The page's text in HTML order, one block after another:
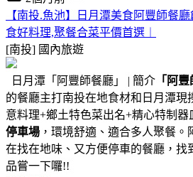
【南投.魚池】日月潭美食阿豐師餐
食好料理,聚餐合菜平價首選︱
[南投] 國內旅遊
日月潭「阿豐師餐廳」 | 簡介 「阿豐
的餐廳主打南投在地食材和日月潭現
意料理+鄉土特色菜出名+精心特制
停車場 ，環境舒適、適合多人聚餐
在找在地味、又方便停車的餐廳，找
品嘗一下囉!!